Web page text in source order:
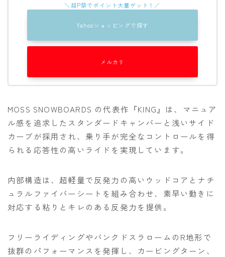
Yahooショッピングで探す
メルカリ
MOSS SNOWBOARDS の代表作『KING』は、マニュア
ル感を追求したスタンダードキャンバーと浅いサイド
カーブが採用され、乗り手が完全なコントロールを得
られる応答性の高いライドを実現しています。
内部構造は、超軽量で反発力の高いウッドコアとナチ
ュラルファイバーシートを組み合わせ、素早い動きに
対応する粘りとキレのある反発力を提供。
フリーライディングやバンクドスラロームのR地形で
抜群のパフォーマンスを発揮し、カービングターン、